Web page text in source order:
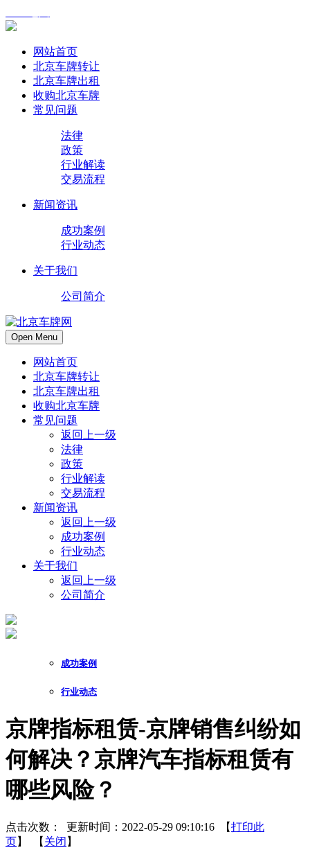
网站首页
北京车牌转让
北京车牌出租
收购北京车牌
常见问题
法律
政策
行业解读
交易流程
新闻资讯
成功案例
行业动态
关于我们
公司简介
Open Menu
网站首页
北京车牌转让
北京车牌出租
收购北京车牌
常见问题
返回上一级
法律
政策
行业解读
交易流程
新闻资讯
返回上一级
成功案例
行业动态
关于我们
返回上一级
公司简介
成功案例
行业动态
京牌指标租赁-京牌销售纠纷如
何解决？京牌汽车指标租赁有
哪些风险？
点击次数： 更新时间：2022-05-29 09:10:16 【打印此
页】 【 关闭 】